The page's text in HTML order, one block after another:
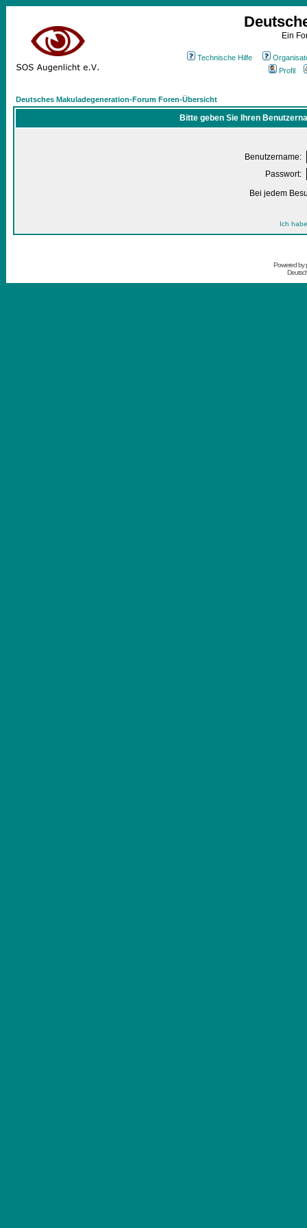
Ein
Technische Hilfe
Profil
Deutsches Makuladegeneration-Forum Foren-Übersicht
Bitte geben Sie Ihren
Benutzername:
Passwort:
Bei jedem
Ich
Powered by